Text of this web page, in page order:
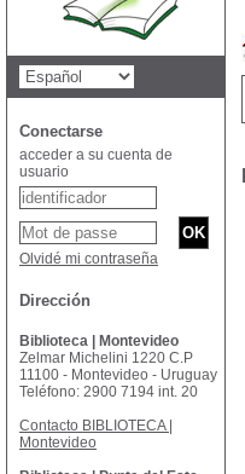
Conectarse
acceder a su cuenta de
usuario
Olvidé mi contraseña
Dirección
Biblioteca | Montevideo
Zelmar Michelini 1220 C.P
11100 - Montevideo - Uruguay
Teléfono: 2900 7194 int. 20
Contacto BIBLIOTECA |
Montevideo